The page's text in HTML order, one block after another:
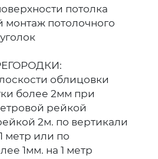
потолка
потолочного
облицовки
более 2мм при
рейкой
2м. по вертикали
метр или по
1мм. на 1 метр